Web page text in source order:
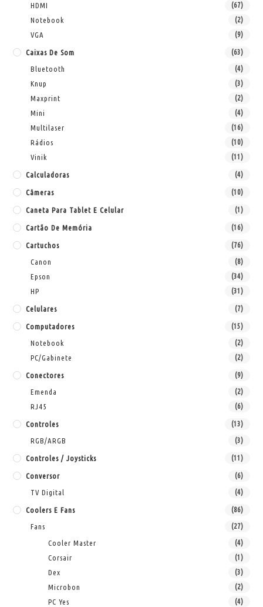
HDMI (67)
Notebook (2)
VGA (9)
Caixas De Som (63)
Bluetooth (4)
Knup (3)
Maxprint (2)
Mini (4)
Multilaser (16)
Rádios (10)
Vinik (11)
Calculadoras (4)
Câmeras (10)
Caneta Para Tablet E Celular (1)
Cartão De Memória (16)
Cartuchos (76)
Canon (8)
Epson (34)
HP (31)
Celulares (7)
Computadores (15)
Notebook (2)
PC/Gabinete (2)
Conectores (9)
Emenda (2)
RJ45 (6)
Controles (13)
RGB/ARGB (3)
Controles / Joysticks (11)
Conversor (6)
TV Digital (4)
Coolers E Fans (86)
Fans (27)
Cooler Master (4)
Corsair (1)
Dex (3)
Microbon (2)
PC Yes (4)